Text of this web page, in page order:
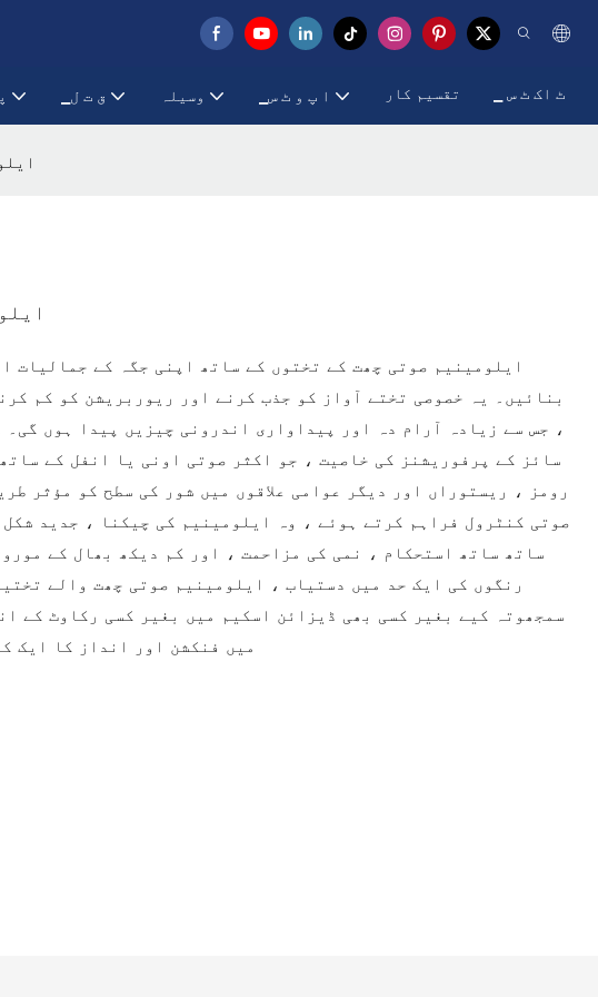
▁ق ت ل وسیلہ ▁ا پ و ٹ س تقسیم کار ▁ ٹ اک ٹ س
ایلومینیم صوتی چھت کے تختوں کے ساتھ اپنی جگہ کے جمالیات
بنائیں۔ یہ خصوصی تختے آواز کو جذب کرنے اور ریوربریشن کو کم
، جس سے زیادہ آرام دہ اور پیداواری اندرونی چیزیں پیدا ہوں گی۔
سائز کے پرفوریشنز کی خاصیت ، جو اکثر صوتی اونی یا انفل کے
رومز ، ریستوراں اور دیگر عوامی علاقوں میں شور کی سطح کو مؤثر
صوتی کنٹرول فراہم کرتے ہوئے ، وہ ایلومینیم کی چیکنا ، جدید
ساتھ ساتھ استحکام ، نمی کی مزاحمت ، اور کم دیکھ بھال کے
رنگوں کی ایک حد میں دستیاب ، ایلومینیم صوتی چھت والے
سمجھوتہ کیے بغیر کسی بھی ڈیزائن اسکیم میں بغیر کسی رکاوٹ کے
میں فنکشن اور انداز کا ایک